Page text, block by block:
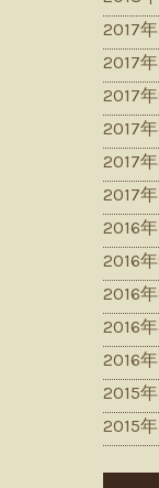
2017年
2017年
2017
2017
2017
2017年
2016年
2016
2016
2016
2016年
2015年
2015